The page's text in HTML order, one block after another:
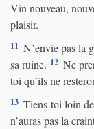
Vin nouveau,
plaisir.
11 N’envie pas la
sa ruine. 12 Ne
toi qu’ils ne
13 Tiens-toi loin
n’auras pas la